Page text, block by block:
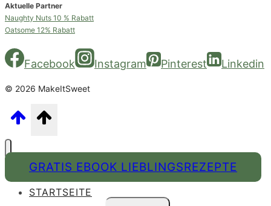
Aktuelle Partner
Naughty Nuts 10 % Rabatt
Oatsome 12% Rabatt
Facebook Instagram Pinterest Linkedin
© 2026 MakeItSweet
GRATIS EBOOK LIEBLINGSREZEPTE
STARTSEITE